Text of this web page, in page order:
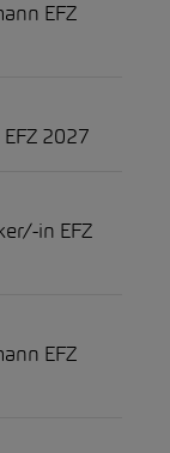
EFZ
2027
in EFZ
EFZ